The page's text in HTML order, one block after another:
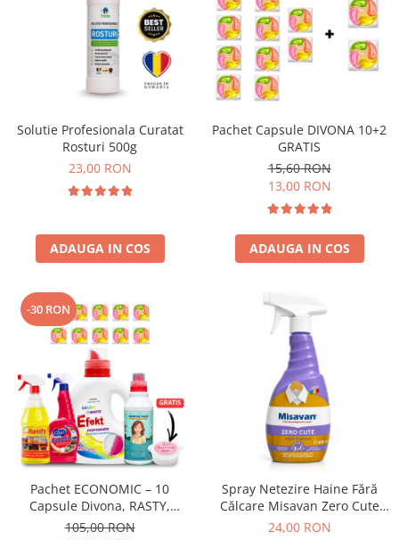
Solutie Profesionala Curatat
Rosturi 500g
23,00 RON
ADAUGA IN COS
Pachet Capsule DIVONA 10+2
GRATIS
15,60 RON
13,00 RON
ADAUGA IN COS
-30 RON
Pachet ECONOMIC – 10
Capsule Divona, RASTY,
ACEPRIN, Efekt, Secretul Deliei
105,00 RON
Spray Netezire Haine Fără
Călcare Misavan Zero Cute
Zero Parfum 500 ml
24,00 RON